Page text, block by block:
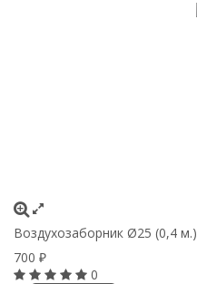
Воздухозаборник Ø25 (0,4 м.)
700 ₽
0